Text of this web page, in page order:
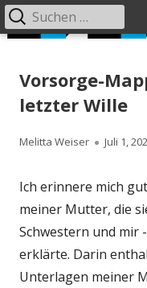
zum
Primäres
Vorsorge-
letzter Wille
Autor
Melitta Weiser Juli 1,
Ich erinnere mich
meiner Mutter, die
Schwestern und mir
erklärte. Darin
Unterlagen meiner